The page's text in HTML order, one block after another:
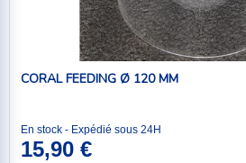
CORAL FEEDING Ø 120 MM
En stock - Expédié sous 24H
15,90 €